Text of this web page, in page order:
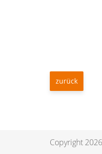
zurück
Copyright